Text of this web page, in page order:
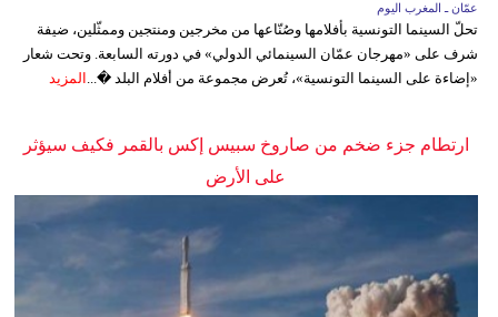
عمّان ـ المغرب اليوم
تحلّ السينما التونسية بأفلامها وصُنّاعها من مخرجين ومنتجين وممثّلين، ضيفة
شرف على «مهرجان عمّان السينمائي الدولي» في دورته السابعة. وتحت شعار
«إضاءة على السينما التونسية»، تُعرض مجموعة من أفلام البلد �... المزيد
ارتطام جزء ضخم من صاروخ سبيس إكس بالقمر فكيف سيؤثر
على الأرض